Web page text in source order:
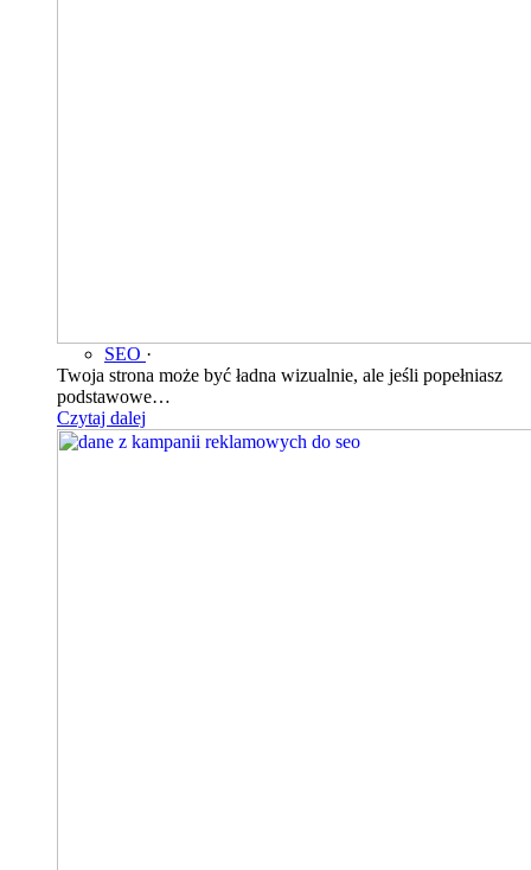
SEO ·
Twoja strona może być ładna wizualnie, ale jeśli popełniasz
podstawowe…
Czytaj dalej